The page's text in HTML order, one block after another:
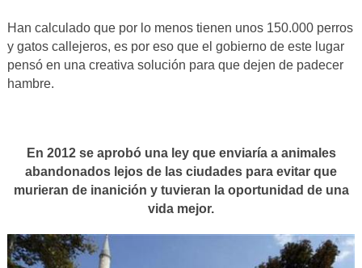
Han calculado que por lo menos tienen unos 150.000 perros
y gatos callejeros, es por eso que el gobierno de este lugar
pensó en una creativa solución para que dejen de padecer
hambre.
En 2012 se aprobó una ley que enviaría a animales
abandonados lejos de las ciudades para evitar que
murieran de inanición y tuvieran la oportunidad de una
vida mejor.